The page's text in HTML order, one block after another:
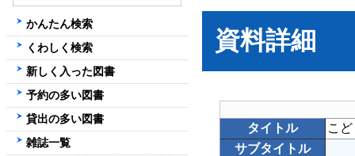
資料詳細
タイトル
こ
サブタイトル
かんたん検索
くわしく検索
新しく入った図書
予約の多い図書
貸出の多い図書
雑誌一覧